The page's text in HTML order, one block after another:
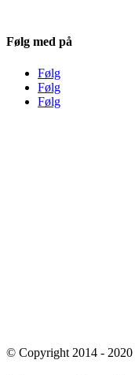
Følg med på
Følg
Følg
Følg
© Copyright 2014 -